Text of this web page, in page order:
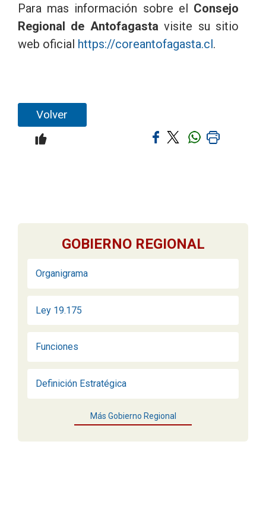
Para mas información sobre el Consejo
Regional de Antofagasta visite su sitio
web oficial https://coreantofagasta.cl.
Volver
GOBIERNO REGIONAL
Organigrama
Ley 19.175
Funciones
Definición Estratégica
Más Gobierno Regional